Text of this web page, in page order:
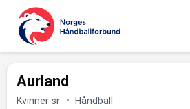
Aurland
Kvinner sr Håndball